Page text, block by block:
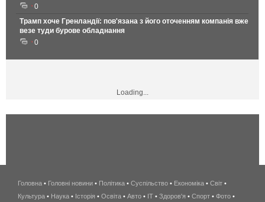
0
Трамп хоче Гренландії: пов'язана з його оточенням компанія вже
везе туди бурове обладнання
0
Loading...
беспроводной
интернет
Головна • Головні новини • Політика • Суспільство • Економіка • Світ •
Культура • Наука • Історія • Освіта • Авто • IT • Здоров'я • Спорт • Фото •